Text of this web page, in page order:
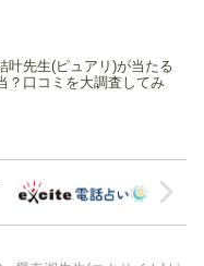
叶先生(ピュアリ)が当たる
？口コミを大調査してみ